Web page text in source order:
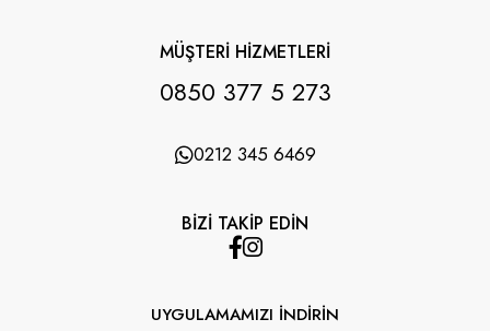
MÜŞTERİ HİZMETLERİ
0850 377 5 273
0212 345 6469
BİZİ TAKİP EDİN
UYGULAMAMIZI İNDİRİN